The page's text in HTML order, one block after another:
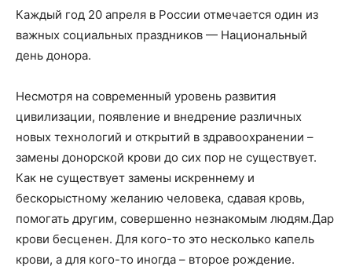
Каждый год 20 апреля в России отмечается один из
важных социальных праздников — Национальный
день донора.
Несмотря на современный уровень развития
цивилизации, появление и внедрение различных
новых технологий и открытий в здравоохранении –
замены донорской крови до сих пор не существует.
Как не существует замены искреннему и
бескорыстному желанию человека, сдавая кровь,
помогать другим, совершенно незнакомым людям.Дар
крови бесценен. Для кого-то это несколько капель
крови, а для кого-то иногда – второе рождение.